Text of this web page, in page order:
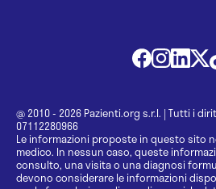
@ 2010 - 2026 Pazienti.org s.r.l. | Tutti i
07112280966
Le informazioni proposte in questo sito
medico. In nessun caso, queste
consulto, una visita o una diagnosi
devono considerare le informazioni